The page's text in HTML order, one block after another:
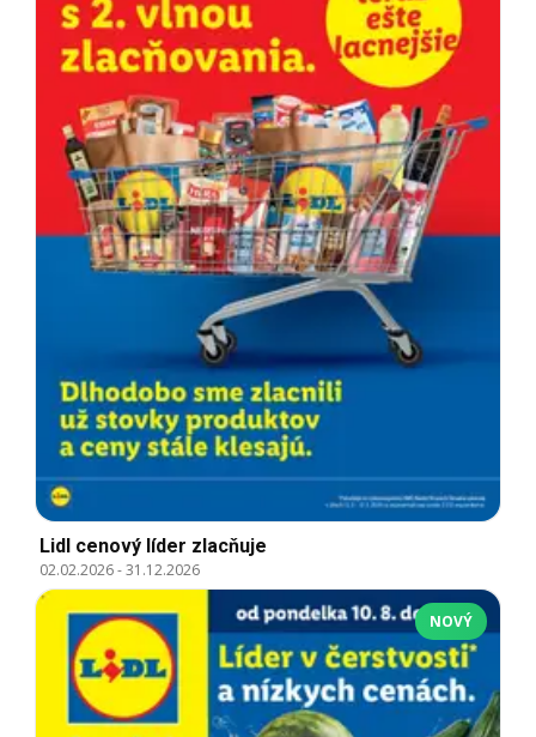
Lidl cenový líder zlacňuje
02.02.2026-31.12.2026
NOVÝ